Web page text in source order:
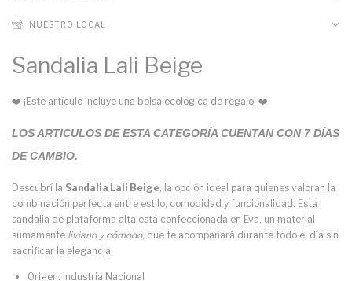
NUESTRO LOCAL
Sandalia Lali Beige
❤️ ¡Este artículo incluye una bolsa ecológica de regalo! ❤️
LOS ARTICULOS DE ESTA CATEGORÍA CUENTAN CON 7 DÍAS
DE CAMBIO.
Descubrí la Sandalia Lali Beige , la opción ideal para quienes valoran la
combinación perfecta entre estilo, comodidad y funcionalidad. Esta
sandalia de plataforma alta está confeccionada en Eva, un material
sumamente liviano y cómodo, que te acompañará durante todo el día sin
sacrificar la elegancia.
Origen: Industria Nacional